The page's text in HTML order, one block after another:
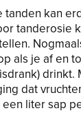
tanden kan
tanderosie
als je af en
drinkt.
dat
liter sap